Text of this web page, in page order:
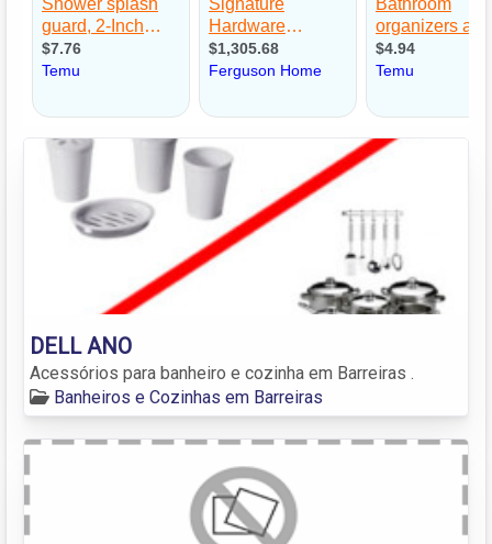
DELL ANO
Acessórios para banheiro e cozinha em Barreiras .
Banheiros e Cozinhas em Barreiras